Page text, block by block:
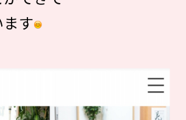
す